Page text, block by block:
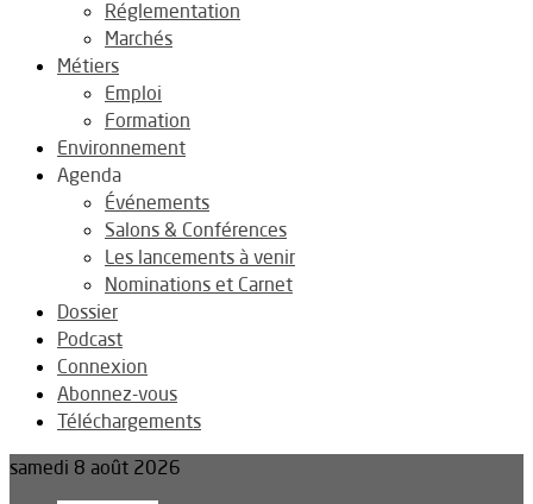
Réglementation
Marchés
Métiers
Emploi
Formation
Environnement
Agenda
Événements
Salons & Conférences
Les lancements à venir
Nominations et Carnet
Dossier
Podcast
Connexion
Abonnez-vous
Téléchargements
samedi 8 août 2026